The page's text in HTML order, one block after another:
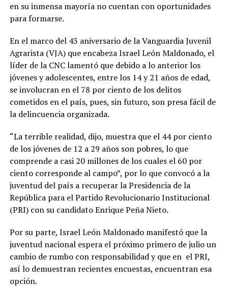
en su inmensa mayoría no cuentan con oportunidades
para formarse.
En el marco del 43 aniversario de la Vanguardia Juvenil
Agrarista (VJA) que encabeza Israel León Maldonado, el
líder de la CNC lamentó que debido a lo anterior los
jóvenes y adolescentes, entre los 14 y 21 años de edad,
se involucran en el 78 por ciento de los delitos
cometidos en el país, pues, sin futuro, son presa fácil de
la delincuencia organizada.
“La terrible realidad, dijo, muestra que el 44 por ciento
de los jóvenes de 12 a 29 años son pobres, lo que
comprende a casi 20 millones de los cuales el 60 por
ciento corresponde al campo”, por lo que convocó a la
juventud del país a recuperar la Presidencia de la
República para el Partido Revolucionario Institucional
(PRI) con su candidato Enrique Peña Nieto.
Por su parte, Israel León Maldonado manifestó que la
juventud nacional espera el próximo primero de julio un
cambio de rumbo con responsabilidad y que en el PRI,
así lo demuestran recientes encuestas, encuentran esa
opción.